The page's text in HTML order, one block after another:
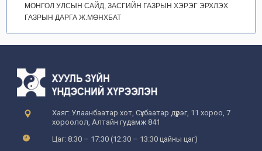
МОНГОЛ УЛСЫН САЙД, ЗАСГИЙН ГАЗРЫН ХЭРЭГ ЭРХЛЭХ
ГАЗРЫН ДАРГА Ж.МӨНХБАТ
Хаяг: Улаанбаатар хот, Сүхбаатар дүүрэг, 11 хороо, 7
хороолол, Алтайн гудамж 841
Цаг: 8:30 – 17:30 (12:30 – 13:30 цайны цаг)